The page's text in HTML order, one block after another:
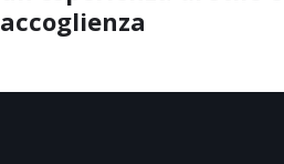
accoglienza